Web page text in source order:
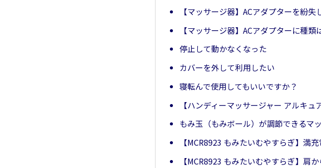
【マッサージ器】ACアダプターを紛失
【マッサージ器】ACアダプターに種類
停止して動かなくなった
カバーを外して利用したい
寝転んで使用してもいいですか？
【ハンディーマッサージャー アルキ
もみ玉（もみボール）が調節できるマ
【MCR8923 もみたいむやすらぎ】満
【MCR8923 もみたいむやすらぎ】肩